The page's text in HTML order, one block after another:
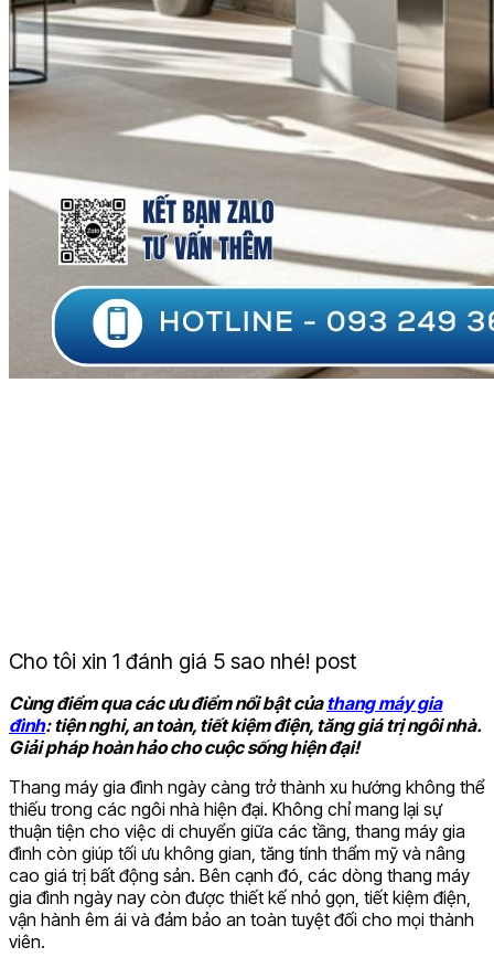
Cho tôi xin 1 đánh giá 5 sao nhé! post
Cùng điểm qua các ưu điểm nổi bật củathang máy gia
đình: tiện nghi, an toàn, tiết kiệm điện, tăng giá trị ngôi nhà.
Giải pháp hoàn hảo cho cuộc sống hiện đại!
Thang máy gia đình ngày càng trở thành xu hướng không thể
thiếu trong các ngôi nhà hiện đại. Không chỉ mang lại sự
thuận tiện cho việc di chuyển giữa các tầng, thang máy gia
đình còn giúp tối ưu không gian, tăng tính thẩm mỹ và nâng
cao giá trị bất động sản. Bên cạnh đó, các dòng thang máy
gia đình ngày nay còn được thiết kế nhỏ gọn, tiết kiệm điện,
vận hành êm ái và đảm bảo an toàn tuyệt đối cho mọi thành
viên.